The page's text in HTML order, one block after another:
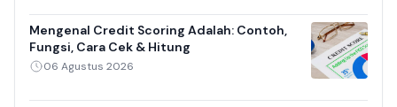
Mengenal Credit Scoring Adalah: Contoh,
Fungsi, Cara Cek & Hitung
06 Agustus 2026